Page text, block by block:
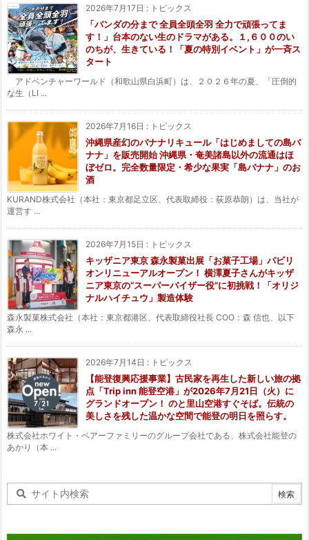
2026年7月17日 : トピックス
「パンダの分まで 全員全頭全羽 全力で頑張ってま
す！」台本のない生のドラマがある。１,６００のい
のちが、生きている！「夏の特別イベント」が一斉ス
タート
アドベンチャーワールド（和歌山県白浜町）は、２０２６年の夏、「圧倒的
な生（LI ...
2026年7月16日 : トピックス
沖縄県産幻のバナナリキュール「はじめましての島バ
ナナ」を販売開始 沖縄県・奄美諸島以外の流通はほ
ぼゼロ。完全数量限定・希少な果実「島バナナ」のお
酒
KURAND株式会社（本社：東京都足立区、代表取締役：荻原恭朗）は、当社が
運営す ...
2026年7月15日 : トピックス
キッザニア東京 森永製菓出展「お菓子工場」パビリ
オンリニューアルオープン！ 横澤夏子さんがキッザ
ニア東京の“スーパーバイザー役”に初挑戦！「オリジ
ナルハイチュウ」製造体験
森永製菓株式会社（本社：東京都港区、代表取締役社長 COO：森 信也、以下
森永 ...
2026年7月14日 : トピックス
【能登復興応援事業】古民家を再生した新しい旅の拠
点「Trip inn 能登空港」が2026年7月21日（火）に
グランドオープン！ のと里山空港すぐそば。伝統の
美しさを残した温かな空間で能登の明日を照らす。
株式会社ホワイト・ベアーファミリーのグループ会社である、株式会社能登の
あかり（本 ...